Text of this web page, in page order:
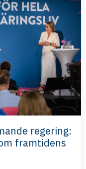
regering:
framtidens